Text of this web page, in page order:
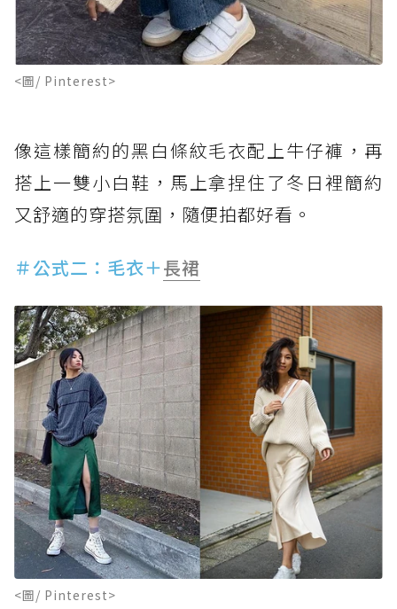
<圖/ Pinterest>
像這樣簡約的黑白條紋毛衣配上牛仔褲，再
搭上一雙小白鞋，馬上拿捏住了冬日裡簡約
又舒適的穿搭氛圍，隨便拍都好看。
＃公式二：毛衣＋長裙
<圖/ Pinterest>